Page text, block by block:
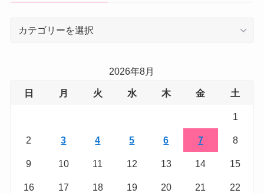
ー
2026年8月
日 月 火 水 木 金 土
1
2 3 4 5 6 7 8
9 10 11 12 13 14 15
16 17 18 19 20 21 22